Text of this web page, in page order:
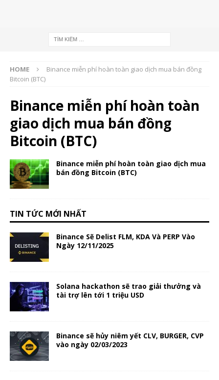
HOME
Binance miễn phí hoàn toàn giao dịch mua bán đồng
Bitcoin (BTC)
Binance miễn phí hoàn toàn
giao dịch mua bán đồng
Bitcoin (BTC)
Binance miễn phí hoàn toàn giao dịch mua
bán đồng Bitcoin (BTC)
TIN TỨC MỚI NHẤT
Binance Sẽ Delist FLM, KDA Và PERP Vào
Ngày 12/11/2025
Solana hackathon sẽ trao giải thưởng và
tài trợ lên tới 1 triệu USD
Binance sẽ hủy niêm yết CLV, BURGER, CVP
vào ngày 02/03/2023